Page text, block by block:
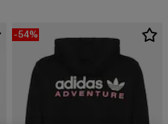
-54%